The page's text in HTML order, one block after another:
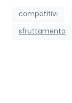
competitivi
sfruttamento